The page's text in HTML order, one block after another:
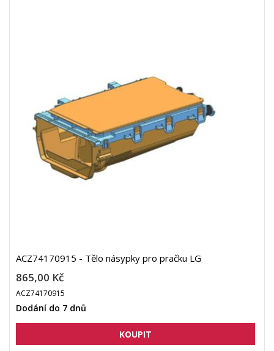
ACZ74170915 - Tělo násypky pro pračku LG
865,00 Kč
ACZ74170915
Dodání do 7 dnů